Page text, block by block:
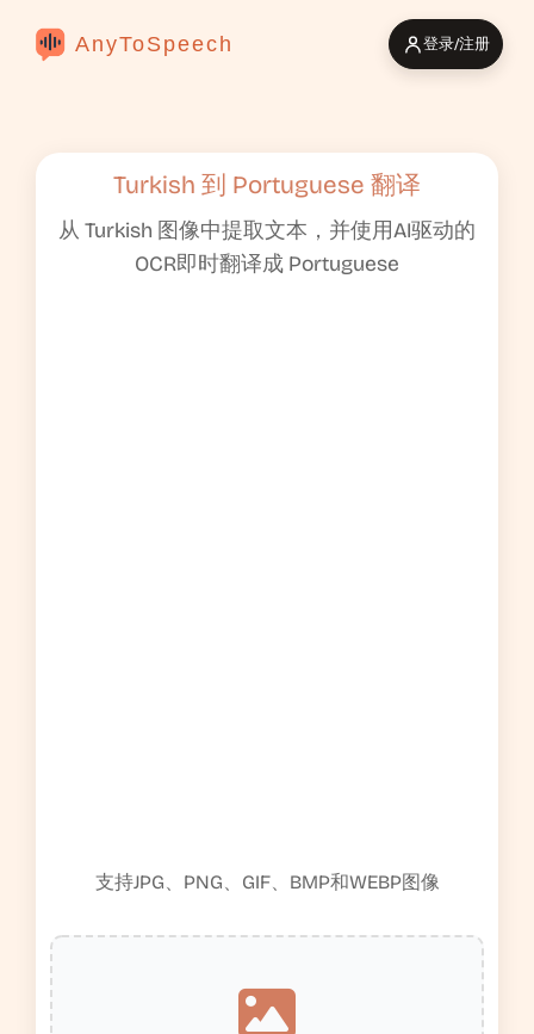
AnyToSpeech 登录/注册
Turkish 到 Portuguese 翻译
从 Turkish 图像中提取文本，并使用AI驱动的
OCR即时翻译成 Portuguese
支持JPG、PNG、GIF、BMP和WEBP图像